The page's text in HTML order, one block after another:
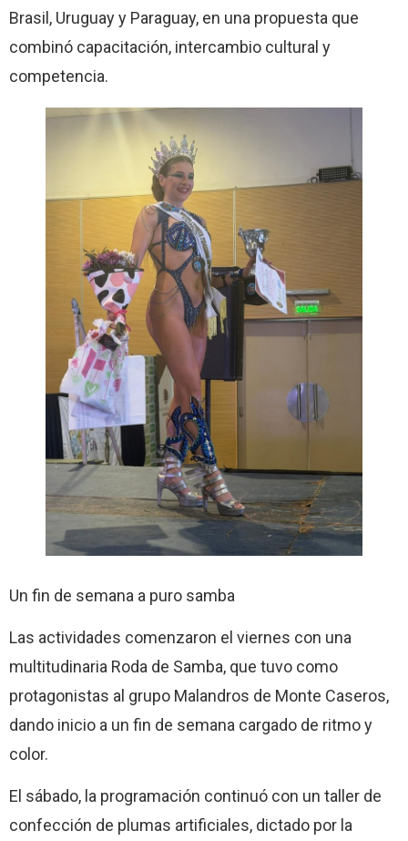
Brasil, Uruguay y Paraguay, en una propuesta que
combinó capacitación, intercambio cultural y
competencia.
Un fin de semana a puro samba
Las actividades comenzaron el viernes con una
multitudinaria Roda de Samba, que tuvo como
protagonistas al grupo Malandros de Monte Caseros,
dando inicio a un fin de semana cargado de ritmo y
color.
El sábado, la programación continuó con un taller de
confección de plumas artificiales, dictado por la